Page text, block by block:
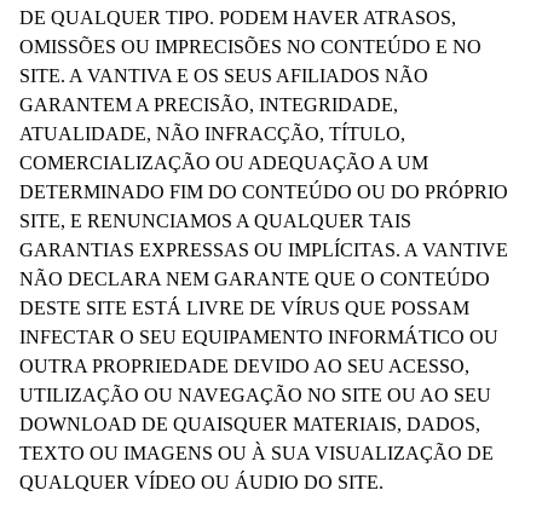
DE QUALQUER TIPO. PODEM HAVER ATRASOS,
OMISSÕES OU IMPRECISÕES NO CONTEÚDO E NO
SITE. A VANTIVA E OS SEUS AFILIADOS NÃO
GARANTEM A PRECISÃO, INTEGRIDADE,
ATUALIDADE, NÃO INFRACÇÃO, TÍTULO,
COMERCIALIZAÇÃO OU ADEQUAÇÃO A UM
DETERMINADO FIM DO CONTEÚDO OU DO PRÓPRIO
SITE, E RENUNCIAMOS A QUALQUER TAIS
GARANTIAS EXPRESSAS OU IMPLÍCITAS. A VANTIVE
NÃO DECLARA NEM GARANTE QUE O CONTEÚDO
DESTE SITE ESTÁ LIVRE DE VÍRUS QUE POSSAM
INFECTAR O SEU EQUIPAMENTO INFORMÁTICO OU
OUTRA PROPRIEDADE DEVIDO AO SEU ACESSO,
UTILIZAÇÃO OU NAVEGAÇÃO NO SITE OU AO SEU
DOWNLOAD DE QUAISQUER MATERIAIS, DADOS,
TEXTO OU IMAGENS OU À SUA VISUALIZAÇÃO DE
QUALQUER VÍDEO OU ÁUDIO DO SITE.